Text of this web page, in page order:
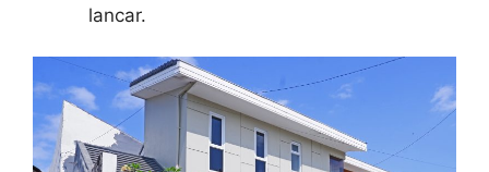
lancar.